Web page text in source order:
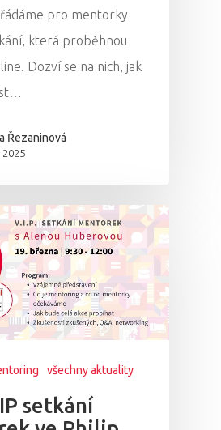
pro mentorky
která proběhnou
Dozví se na nich, jak
Řezaninová
2025
všechny aktuality
setkání